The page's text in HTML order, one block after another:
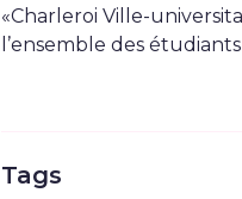
«Charleroi Ville-
l’ensemble des
Tags